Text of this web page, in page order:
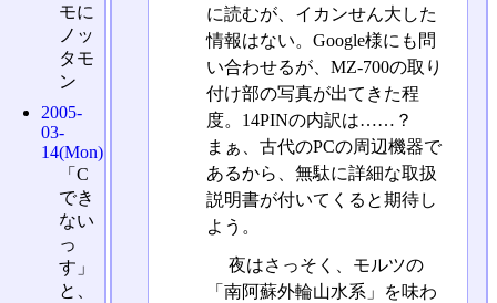
に読むが、イカンせん大した
情報はない。Google様にも問
い合わせるが、MZ-700の取り
付け部の写真が出てきた程
度。14PINの内訳は……？
まぁ、古代のPCの周辺機器で
あるから、無駄に詳細な取扱
説明書が付いてくると期待し
よう。
夜はさっそく、モルツの
「南阿蘇外輪山水系」を味わ
モに
ノッ
タモ
ン
2005-
03-
14(Mon)
「C
でき
ない
っ
す」
と、